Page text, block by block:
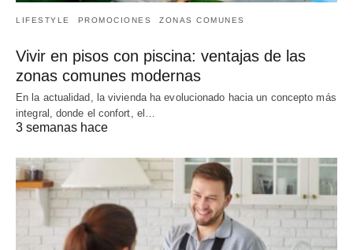
LIFESTYLE PROMOCIONES ZONAS COMUNES
Vivir en pisos con piscina: ventajas de las
zonas comunes modernas
En la actualidad, la vivienda ha evolucionado hacia un concepto más
integral, donde el confort, el…
3 semanas hace